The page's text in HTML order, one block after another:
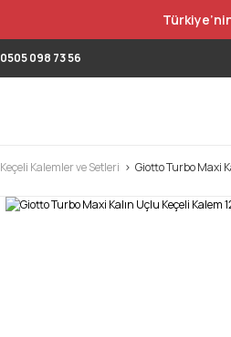
0505 098 73 56
Keçeli Kalemler ve Setleri Giotto Turbo Maxi